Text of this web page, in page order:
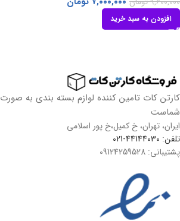
افزودن به سبد خرید
کارتن کات تامین کننده لوازم بسته بندی به
شماست
ایران، تهران، خ کمیل،خ پور اسلامی
تلفن: 44144030-021
پشتیبانی: 09124259528